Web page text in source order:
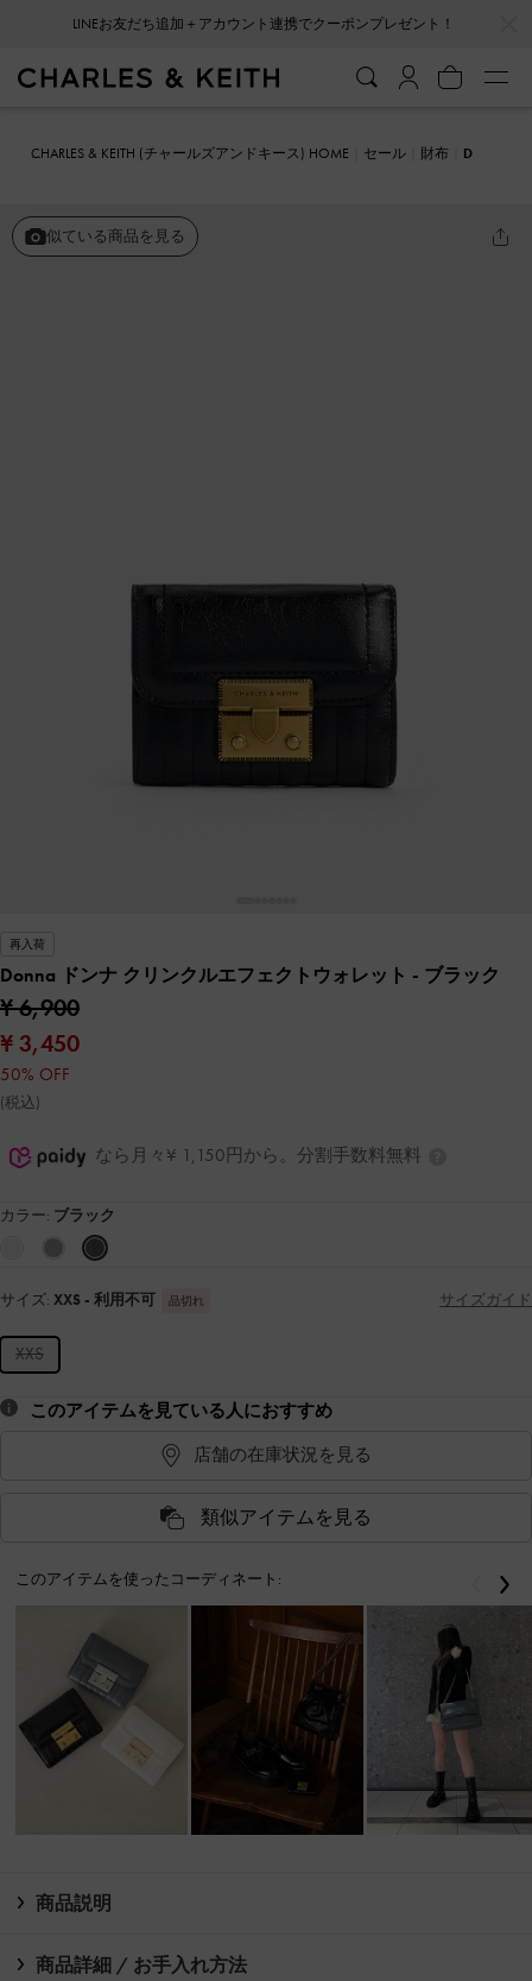
LINEお友だち追加＋アカウント連携でクーポンプレゼント！
CHARLES & KEITH (チャールズアンドキース) HOME セール 財布
D
似ている商品を見る
再入荷
Donna ドンナ クリンクルエフェクトウォレット - ブラック
¥ 6,900
¥ 3,450
50% OFF
(税込)
なら月々¥ 1,150円から。分割手数料無料
カラー: ブラック
サイズ: XXS - 利用不可 品切れ サイズガイド
XXS
このアイテムを見ている人におすすめ
店舗の在庫状況を見る
類似アイテムを見る
このアイテムを使ったコーディネート: 戻る
商品説明
商品詳細 / お手入れ方法